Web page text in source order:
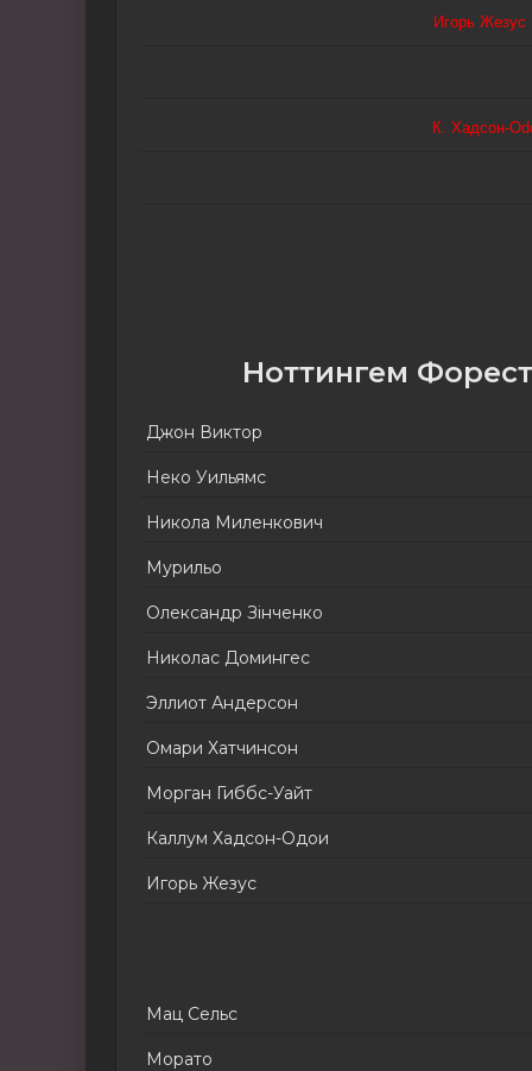
Игорь Жезус
К. Хадсон-
Ноттингем Форест
Джон Виктор
Неко Уильямс
Никола Миленкович
Мурильо
Олександр Зінченко
Николас Домингес
Эллиот Андерсон
Омари Хатчинсон
Морган Гиббс-Уайт
Каллум Хадсон-Одои
Игорь Жезус
Мац Сельс
Морато